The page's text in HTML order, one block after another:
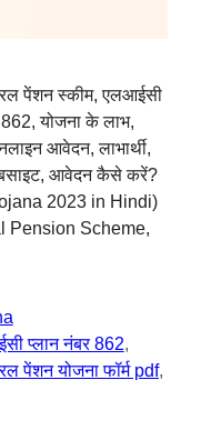
पेंशन स्कीम, एलआईसी
योजना के लाभ,
आवेदन, लाभार्थी,
आवेदन कैसे करें?
2023 in Hindi)
Pension Scheme,
प्लान नंबर 862,
पेंशन योजना फॉर्म pdf,